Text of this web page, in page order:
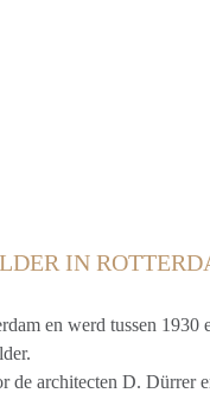
IN
en werd tussen 1930
de architecten D. Dürrer